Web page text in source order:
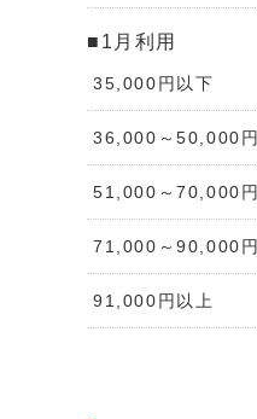
■1月利用
35,000円以下
36,000～50,000円
51,000～70,000円
71,000～90,000円
91,000円以上